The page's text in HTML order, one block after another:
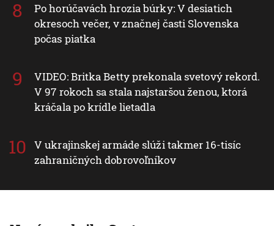
Po horúčavách hrozia búrky: V desiatich
okresoch večer, v značnej časti Slovenska
počas piatka
VIDEO: Britka Betty prekonala svetový rekord.
V 97 rokoch sa stala najstaršou ženou, ktorá
kráčala po krídle lietadla
V ukrajinskej armáde slúži takmer 16-tisíc
zahraničných dobrovoľníkov